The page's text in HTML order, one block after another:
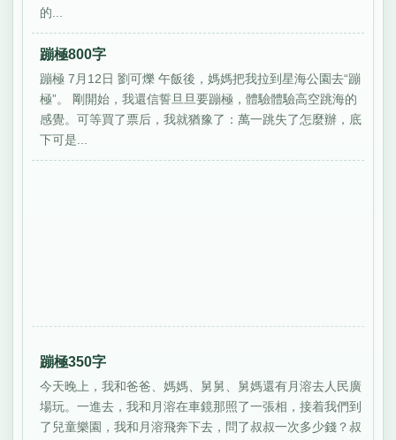
的...
蹦極800字
蹦極 7月12日 劉可爍 午飯後，媽媽把我拉到星海公園去“蹦
極”。 剛開始，我還信誓旦旦要蹦極，體驗體驗高空跳海的
感覺。可等買了票后，我就猶豫了：萬一跳失了怎麼辦，底
下可是...
蹦極350字
今天晚上，我和爸爸、媽媽、舅舅、舅媽還有月溶去人民廣
場玩。一進去，我和月溶在車鏡那照了一張相，接着我們到
了兒童樂園，我和月溶飛奔下去，問了叔叔一次多少錢？叔